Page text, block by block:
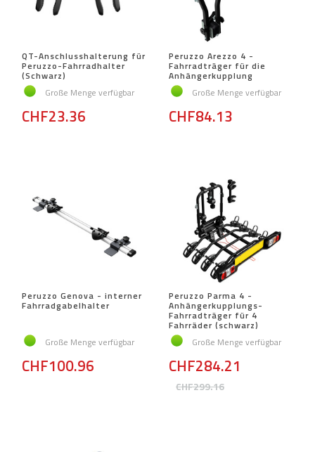
QT-Anschlusshalterung für
Peruzzo-Fahrradhalter
(Schwarz)
Große Menge verfügbar
CHF23.36
Peruzzo Arezzo 4 -
Fahrradträger für die
Anhängerkupplung
Große Menge verfügbar
CHF84.13
Peruzzo Genova - interner
Fahrradgabelhalter
Große Menge verfügbar
CHF100.96
Peruzzo Parma 4 -
Anhängerkupplungs-
Fahrradträger für 4
Fahrräder (schwarz)
Große Menge verfügbar
CHF299.16
CHF284.21